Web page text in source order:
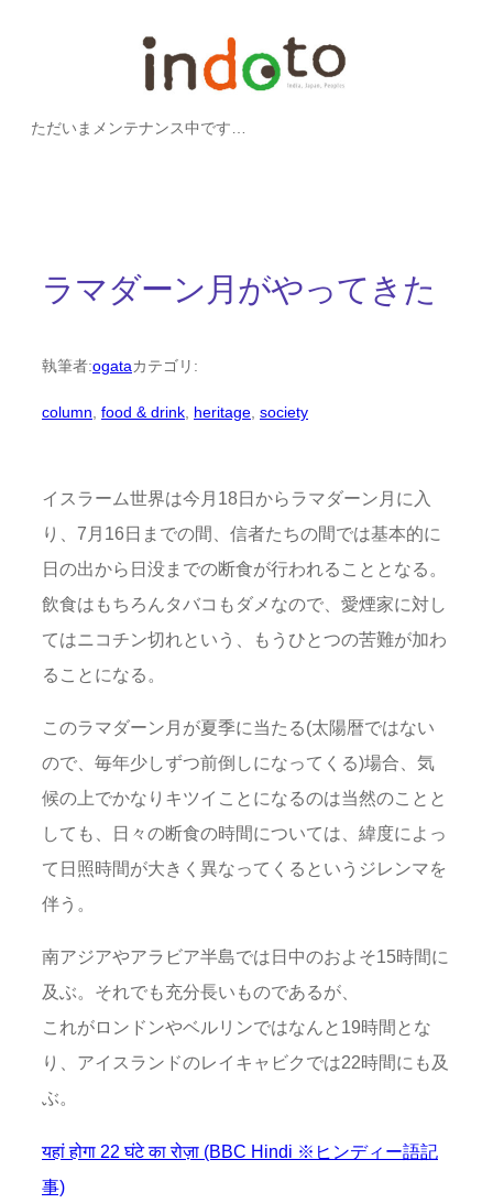
ただいまメンテナンス中です…
ラマダーン月がやってきた
執筆者:ogataカテゴリ:
column food & drink heritage society
イスラーム世界は今月18日からラマダーン月に入
り、7月16日までの間、信者たちの間では基本的に
日の出から日没までの断食が行われることとなる。
飲食はもちろんタバコもダメなので、愛煙家に対し
てはニコチン切れという、もうひとつの苦難が加わ
ることになる。
このラマダーン月が夏季に当たる(太陽暦ではない
ので、毎年少しずつ前倒しになってくる)場合、気
候の上でかなりキツイことになるのは当然のことと
しても、日々の断食の時間については、緯度によっ
て日照時間が大きく異なってくるというジレンマを
伴う。
南アジアやアラビア半島では日中のおよそ15時間に
及ぶ。それでも充分長いものであるが、
これがロンドンやベルリンではなんと19時間とな
り、アイスランドのレイキャビクでは22時間にも及
ぶ。
यहां होगा 22 घंटे का रोज़ा (BBC Hindi ※ヒンディー語記
事)